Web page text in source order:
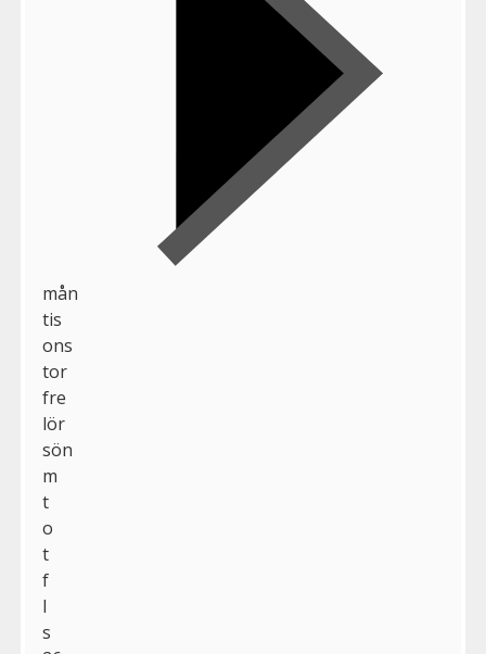
mån
tis
ons
tor
fre
lör
sön
m
t
o
t
f
l
s